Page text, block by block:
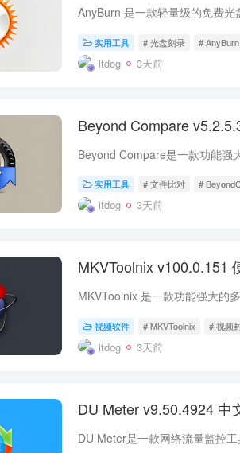
实用工具 # 光盘刻录 # AnyBurn
itdog 3天前
Beyond Compare
实用工具 # 文件比对 #
itdog 3天前
MKVToolnix v100.0.151
视频软件 # MKVToolnix # 视频
itdog 3天前
DU Meter v9.50.4924